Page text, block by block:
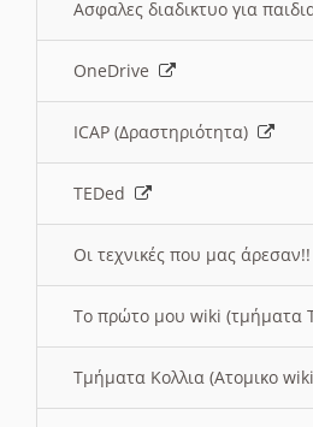
Ασφαλες διαδικτυο για
OneDrive
ICAP (Δραστηριότητα)
TEDed
Οι τεχνικές που μας άρεσαν!!
Το πρώτο μου wiki (τμήματα
Τμήματα Κολλια (Ατομικο